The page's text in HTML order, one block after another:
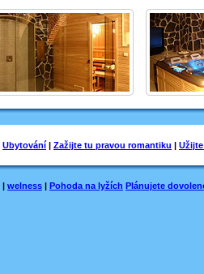
Ubytování Zažijte tu pravou romantiku
welness Pohoda na lyžích Plánujete